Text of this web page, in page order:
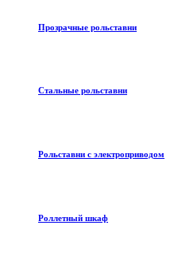
Прозрачные рольставни
Стальные рольставни
Рольставни с электроприводом
Роллетный шкаф